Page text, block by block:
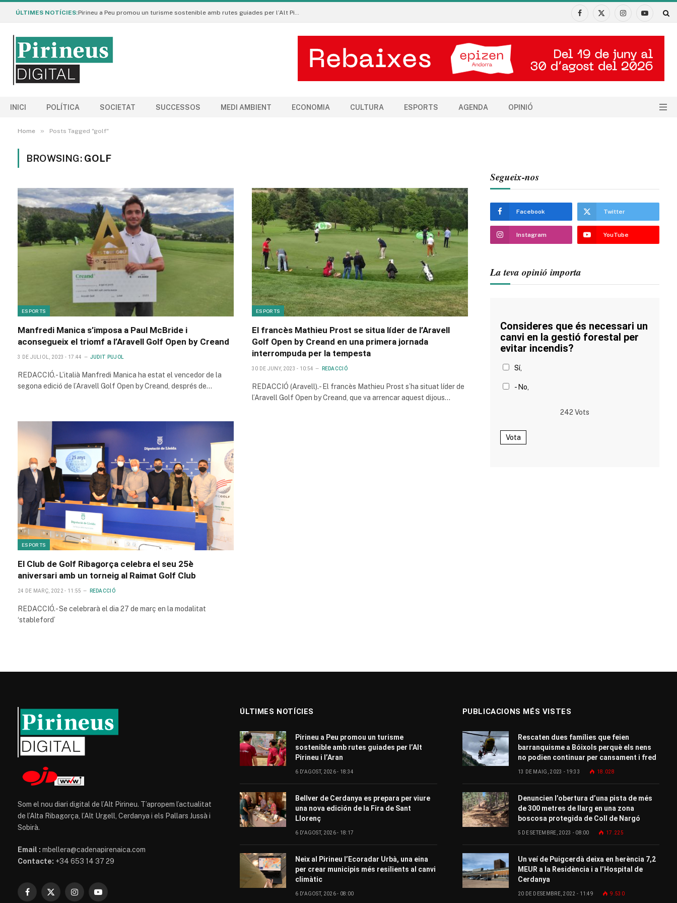
ÚLTIMES NOTÍCIES: Pirineu a Peu promou un turisme sostenible amb rutes guiades per l’Alt Pirineu i l’Aran
Facebook
X
InstagramYouTube
INICI POLÍTICA SOCIETAT SUCCESSOS MEDI AMBIENT ECONOMIA CULTURA ESPORTS AGENDA OPINIÓ
Home » Posts Tagged "golf"
BROWSING: GOLF
ESPORTS
Manfredi Manica s’imposa a Paul McBride i
aconsegueix el triomf a l’Aravell Golf Open by Creand
3 DE JULIOL, 2023 - 17:44 JUDIT PUJOL
REDACCIÓ.- L’italià Manfredi Manica ha estat el vencedor de la
segona edició de l’Aravell Golf Open by Creand, després de…
ESPORTS
El francès Mathieu Prost se situa líder de l’Aravell
Golf Open by Creand en una primera jornada
interrompuda per la tempesta
30 DE JUNY, 2023 - 10:54 REDACCIÓ
REDACCIÓ (Aravell).- El francès Mathieu Prost s’ha situat líder de
l’Aravell Golf Open by Creand, que va arrencar aquest dijous…
ESPORTS
El Club de Golf Ribagorça celebra el seu 25è
aniversari amb un torneig al Raimat Golf Club
24 DE MARÇ, 2022 - 11:55 REDACCIÓ
REDACCIÓ.- Se celebrarà el dia 27 de març en la modalitat
‘stableford’
Segueix-nos
Facebook Twitter
Instagram YouTube
La teva opinió importa
Consideres que és necessari un
canvi en la gestió forestal per
evitar incendis?
Sí,
- No,
242 Vots
Vota
Som el nou diari digital de l’Alt Pirineu. T’apropem l’actualitat
de l’Alta Ribagorça, l’Alt Urgell, Cerdanya i els Pallars Jussà i
Sobirà.
Email : mbellera@cadenapirenaica.com
Contacte: +34 653 14 37 29
Facebook
X
InstagramYouTube
ÚLTIMES NOTÍCIES
Pirineu a Peu promou un turisme
sostenible amb rutes guiades per l’Alt
Pirineu i l’Aran
6 D'AGOST, 2026 - 18:34
Bellver de Cerdanya es prepara per viure
una nova edición de la Fira de Sant
Llorenç
6 D'AGOST, 2026 - 18:17
Neix al Pirineu l’Ecoradar Urbà, una eina
per crear municipis més resilients al canvi
climàtic
6 D'AGOST, 2026 - 08:00
PUBLICACIONS MÉS VISTES
Rescaten dues famílies que feien
barranquisme a Bóixols perquè els nens
no podien continuar per cansament i fred
13 DE MAIG, 2023 - 19:33 18.028
Denuncien l’obertura d’una pista de més
de 300 metres de llarg en una zona
boscosa protegida de Coll de Nargó
5 DE SETEMBRE, 2023 - 08:00 17.225
Un veí de Puigcerdà deixa en herència 7,2
MEUR a la Residència i a l’Hospital de
Cerdanya
20 DE DESEMBRE, 2022 - 11:49 9.530